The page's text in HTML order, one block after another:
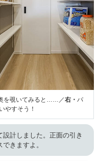
を覗いてみると……／右・ パ
やすそう！
計しました。正面の引き
きますよ。